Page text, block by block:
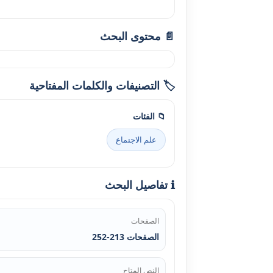
📄 محتوى البحث
🏷️ التصنيفات والكلمات المفتاحية
📁 الفئات
علم الاجتماع
ℹ️ تفاصيل البحث
الصفحات
الصفحات 213-252
النص المتاح